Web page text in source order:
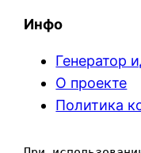
Инфо
Генератор
О проекте
Политика